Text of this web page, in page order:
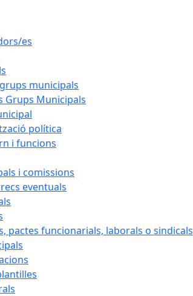
es
municipals
Grups Municipals
política
i funcions
i comissions
eventuals
pactes funcionarials, laborals o sindicals